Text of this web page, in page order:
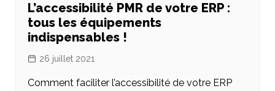
L’accessibilité PMR de votre ERP :
tous les équipements
indispensables !
26 juillet 2021
Comment faciliter l’accessibilité de votre ERP